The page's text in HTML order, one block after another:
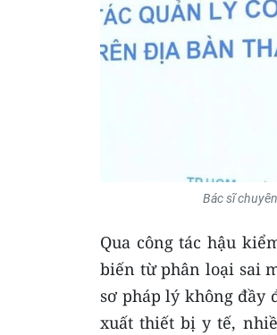
Bác sĩ
Qua công tác hậu
biến từ phân loại sai
sơ pháp lý không đầy
xuất thiết bị y tế,